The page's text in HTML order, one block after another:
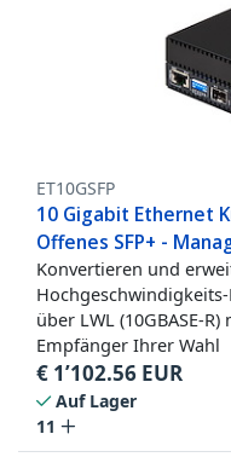
ET10GSFP
10 Gigabit Ethernet
Offenes SFP+ -
Konvertieren und
Hochgeschwindigkeits-
über LWL (10GBASE-
Empfänger Ihrer Wahl
€ 1’102.56 EUR
Auf Lager
11